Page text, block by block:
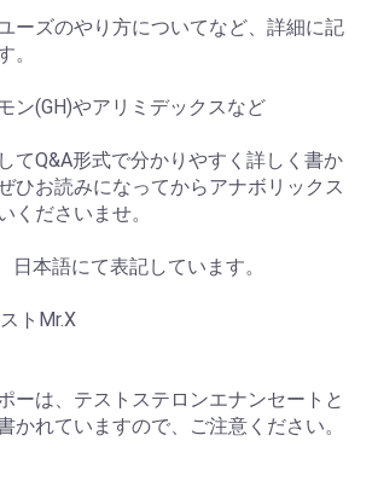
ーズのやり方についてなど、詳細に記
。
ン(GH)やアリミデックスなど
てQ&A形式で分かりやすく詳しく書か
ひお読みになってからアナボリックス
くださいませ。
本語にて表記しています。
トMr.X
ーは、テストステロンエナンセートと
かれていますので、ご注意ください。